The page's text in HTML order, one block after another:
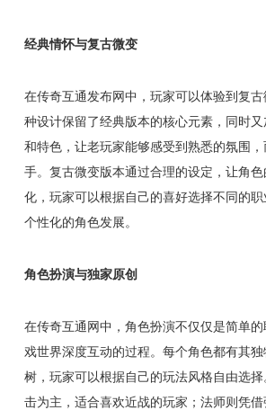
经典情怀与复古微变
在传奇互通发布网中，玩家可以体验到复
种设计保留了经典版本的核心元素，同时
和特色，让老玩家能够感受到熟悉的氛围
手。复古微变版本通过合理的设定，让角
化，玩家可以根据自己的喜好选择不同的
个性化的角色发展。
角色扮演与独家原创
在传奇互通网中，角色扮演不仅仅是简单
戏世界深度互动的过程。每个角色都有其
树，玩家可以根据自己的玩法风格自由选
击为主，适合喜欢近战的玩家；法师则凭